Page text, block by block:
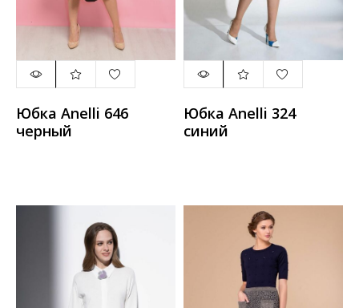
Юбка Anelli 646
черный
Юбка Anelli 324
синий